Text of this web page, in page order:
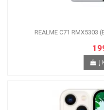
REALME C71 RMX5303